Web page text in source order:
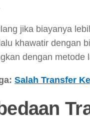
jika biayanya
khawatir dengan
dengan metode
Salah Transfer